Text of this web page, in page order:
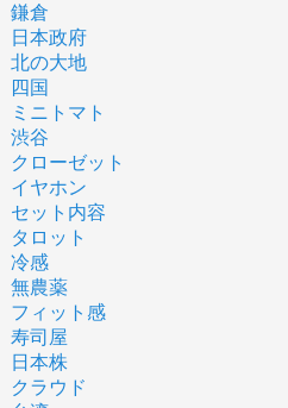
鎌倉
日本政府
北の大地
四国
ミニトマト
渋谷
クローゼット
イヤホン
セット内容
タロット
冷感
無農薬
フィット感
寿司屋
日本株
クラウド